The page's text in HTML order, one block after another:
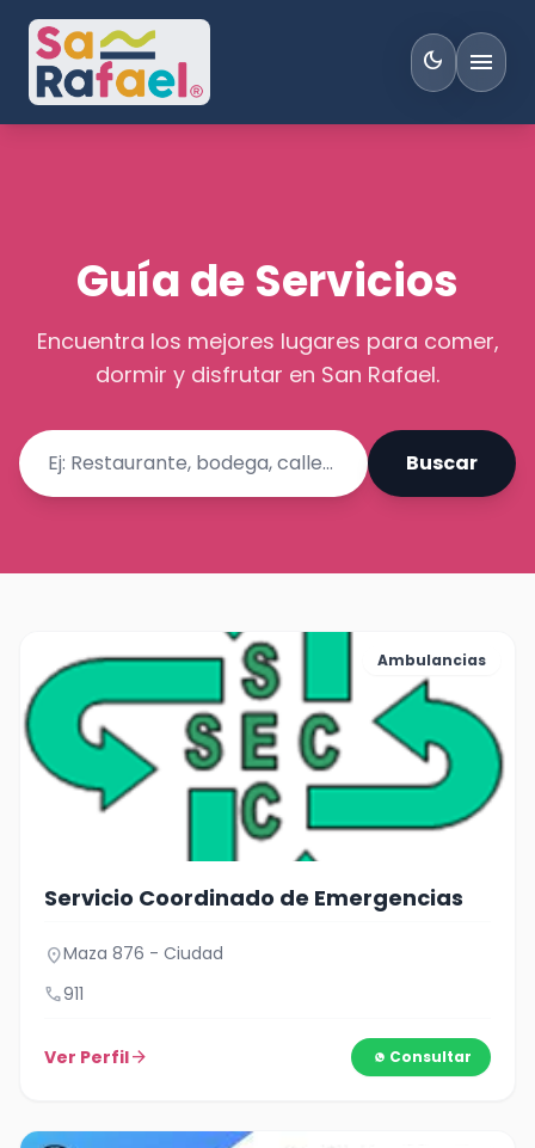
dark_mode menu
Guía de Servicios
Encuentra los mejores lugares para comer,
dormir y disfrutar en San Rafael.
Buscar
Ambulancias
Servicio Coordinado de Emergencias
location_onMaza 876 - Ciudad
call911
Ver Perfilarrow_forward Consultar